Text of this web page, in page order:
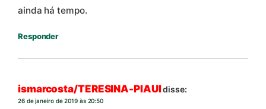
ainda há tempo.
Responder
ismarcosta/TERESINA-PIAUIdisse:
26 de janeiro de 2019 às 20:50